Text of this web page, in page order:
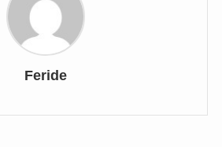
Feride